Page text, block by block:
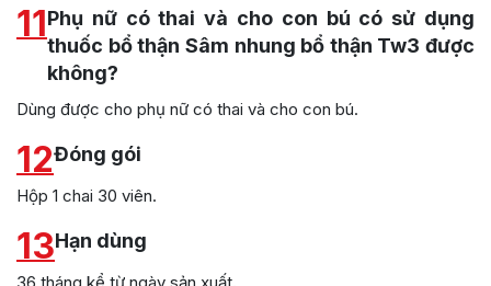
11Phụ nữ có thai và cho con bú có sử dụng
thuốc bổ thận Sâm nhung bổ thận Tw3 được
không?
Dùng được cho phụ nữ có thai và cho con bú.
12Đóng gói
Hộp 1 chai 30 viên.
13Hạn dùng